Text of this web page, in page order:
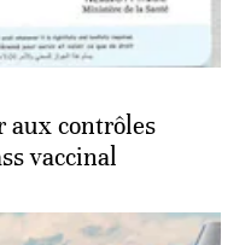
aux contrôles
vaccinal